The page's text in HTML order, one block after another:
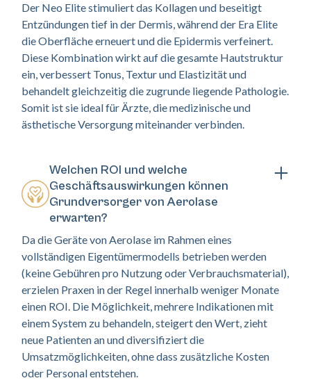
Der Neo Elite stimuliert das Kollagen und beseitigt
Entzündungen tief in der Dermis, während der Era Elite
die Oberfläche erneuert und die Epidermis verfeinert.
Diese Kombination wirkt auf die gesamte Hautstruktur
ein, verbessert Tonus, Textur und Elastizität und
behandelt gleichzeitig die zugrunde liegende Pathologie.
Somit ist sie ideal für Ärzte, die medizinische und
ästhetische Versorgung miteinander verbinden.
Welchen ROI und welche
Geschäftsauswirkungen können
Grundversorger von Aerolase
erwarten?
Da die Geräte von Aerolase im Rahmen eines
vollständigen Eigentümermodells betrieben werden
(keine Gebühren pro Nutzung oder Verbrauchsmaterial),
erzielen Praxen in der Regel innerhalb weniger Monate
einen ROI. Die Möglichkeit, mehrere Indikationen mit
einem System zu behandeln, steigert den Wert, zieht
neue Patienten an und diversifiziert die
Umsatzmöglichkeiten, ohne dass zusätzliche Kosten
oder Personal entstehen.